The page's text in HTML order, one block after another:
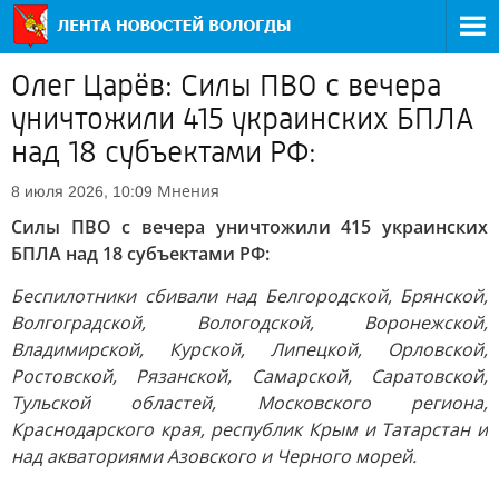
Олег Царёв: Силы ПВО с вечера
уничтожили 415 украинских БПЛА
над 18 субъектами РФ:
8 июля 2026, 10:09 Мнения
Силы ПВО с вечера уничтожили 415 украинских
БПЛА над 18 субъектами РФ:
Беспилотники сбивали над Белгородской, Брянской,
Волгоградской, Вологодской, Воронежской,
Владимирской, Курской, Липецкой, Орловской,
Ростовской, Рязанской, Самарской, Саратовской,
Тульской областей, Московского региона,
Краснодарского края, республик Крым и Татарстан и
над акваториями Азовского и Черного морей.